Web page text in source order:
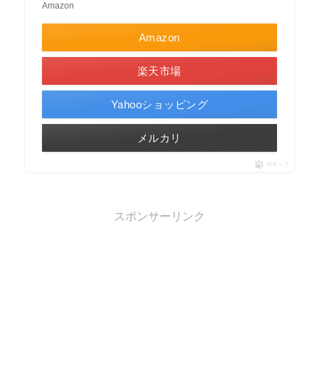
Amazon
Amazon
楽天市場
Yahooショッピング
メルカリ
ポチップ
スポンサーリンク